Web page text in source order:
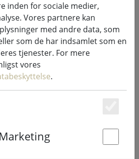
PISA i
stål
inden for sociale medier,
Vores partnere kan
med andre data, som
som de har indsamlet som en
tjenester. For mere
vores
.